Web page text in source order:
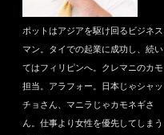
ポットはアジアを駆け回るビジネス
マン。タイでの起業に成功し、続い
てはフィリピンへ。クレマニのカモ
担当。アラフォー。日本じゃシャッ
チョさん、マニラじゃカモネギさ
ん。仕事より女性を優先してしまう